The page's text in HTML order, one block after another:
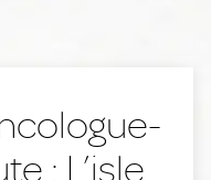
: L’isle